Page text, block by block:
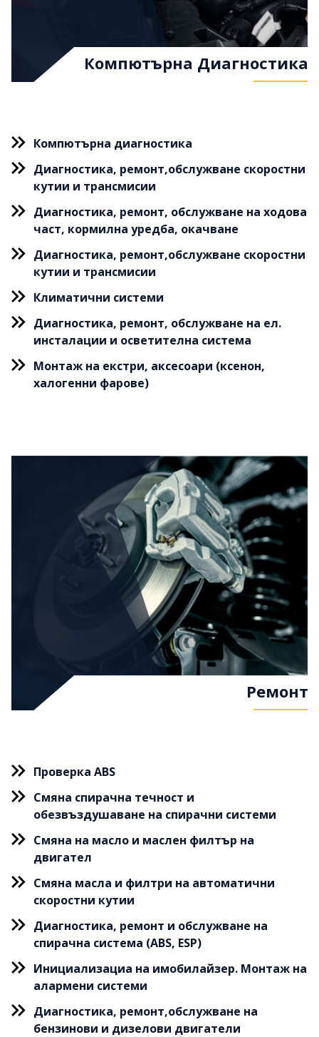
Компютърна Диагностика
Компютърна диагностика
Диагностика, ремонт,обслужване скоростни
кутии и трансмисии
Диагностика, ремонт, обслужване на ходова
част, кормилна уредба, окачване
Диагностика, ремонт,обслужване скоростни
кутии и трансмисии
Климатични системи
Диагностика, ремонт, обслужване на ел.
инсталации и осветителна система
Монтаж на екстри, аксесоари (ксенон,
халогенни фарове)
Ремонт
Проверка ABS
Смяна спирачна течност и
обезвъздушаване на спирачни системи
Смяна на масло и маслен филтър на
двигател
Смяна масла и филтри на автоматични
скоростни кутии
Диагностика, ремонт и обслужване на
спирачна система (ABS, ESP)
Инициализациа на имобилайзер. Монтаж на
алармени системи
Диагностика, ремонт,обслужване на
бензинови и дизелови двигатели